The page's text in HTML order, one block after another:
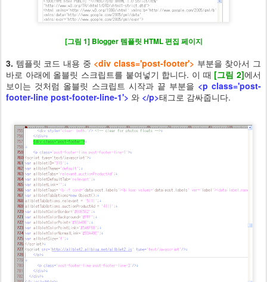
[그림 1] Blogger 템플릿 HTML 편집 페이지
3. 템플릿 코드 내용 중 <div class='post-footer'> 부분을 찾아서 그
바로 아래에 올블릿 스크립트를 붙여넣기 합니다. 이 때 [그림 2]에서
보이는 것처럼 올블릿 스크립트 시작과 끝 부분을 <p class='post-
footer-line post-footer-line-1'> 와 </p>태그로 감싸줍니다.